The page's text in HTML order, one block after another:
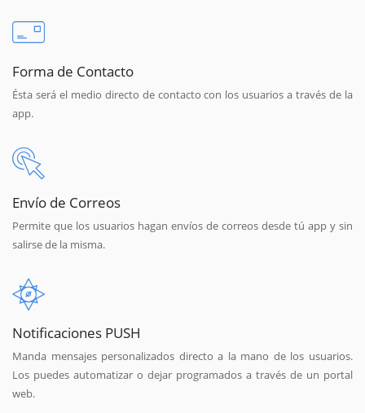
Forma de Contacto
Ésta será el medio directo de contacto con los usuarios a través de la
app.
Envío de Correos
Permite que los usuarios hagan envíos de correos desde tú app y sin
salirse de la misma.
Notificaciones PUSH
Manda mensajes personalizados directo a la mano de los usuarios.
Los puedes automatizar o dejar programados a través de un portal
web.